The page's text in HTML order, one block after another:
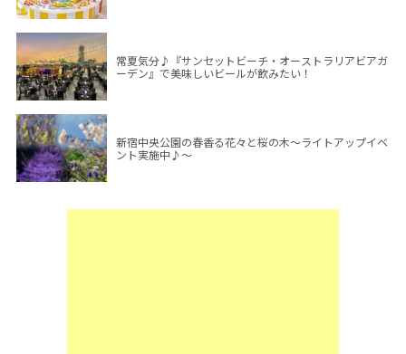
常夏気分♪『サンセットビーチ・オーストラリアビアガ
ーデン』で美味しいビールが飲みたい！
新宿中央公園の春香る花々と桜の木～ライトアップイベ
ント実施中♪～